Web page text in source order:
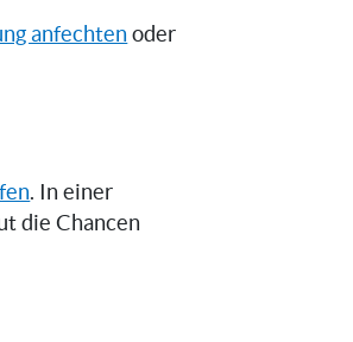
anfechten oder
. In einer
die Chancen